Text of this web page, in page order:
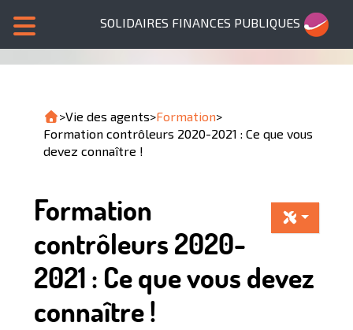
SOLIDAIRES FINANCES PUBLIQUES
>Vie des agents>Formation>
Formation contrôleurs 2020-2021 : Ce que vous
devez connaître !
Formation
contrôleurs 2020-
2021 : Ce que vous devez
connaître !